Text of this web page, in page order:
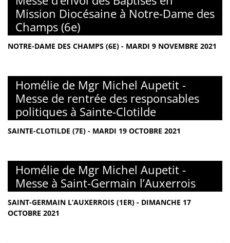
Mission Diocésaine à Notre-Dame des
Champs (6e)
NOTRE-DAME DES CHAMPS (6E) - MARDI 9 NOVEMBRE 2021
Homélie de Mgr Michel Aupetit -
Messe de rentrée des responsables
politiques à Sainte-Clotilde
SAINTE-CLOTILDE (7E) - MARDI 19 OCTOBRE 2021
Homélie de Mgr Michel Aupetit -
Messe à Saint-Germain l’Auxerrois
SAINT-GERMAIN L’AUXERROIS (1ER) - DIMANCHE 17
OCTOBRE 2021